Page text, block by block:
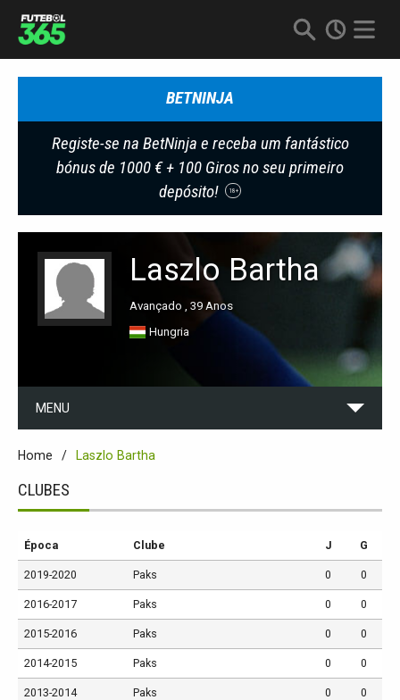
BETNINJA
Registe-se na BetNinja e receba um fantástico
bónus de 1000 € + 100 Giros no seu primeiro
depósito!
18+
Laszlo Bartha
Avançado , 39 Anos
Hungria
MENU
Home Laszlo Bartha
CLUBES
Época Clube J G
2019-2020 Paks 0 0
2016-2017 Paks 0 0
2015-2016 Paks 0 0
2014-2015 Paks 0 0
2013-2014 Paks 0 0